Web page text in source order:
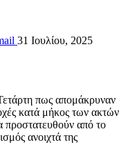
31 Ιουλίου, 2025
πως απομάκρυναν
κατά μήκος των ακτών
προστατευθούν από το
ανοιχτά της